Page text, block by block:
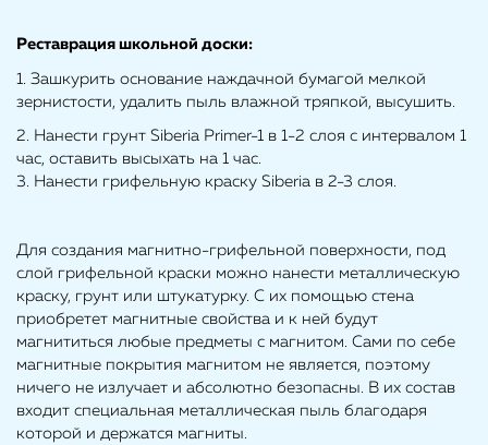
Реставрация школьной доски:
1. Зашкурить основание наждачной бумагой мелкой
зернистости, удалить пыль влажной тряпкой, высушить.
2. Нанести грунт Siberia Primer-1 в 1-2 слоя с интервалом 1
час, оставить высыхать на 1 час.
3. Нанести грифельную краску Siberia в 2-3 слоя.
Для создания магнитно-грифельной поверхности, под
слой грифельной краски можно нанести металлическую
краску, грунт или штукатурку. С их помощью стена
приобретет магнитные свойства и к ней будут
магнититься любые предметы с магнитом. Сами по себе
магнитные покрытия магнитом не является, поэтому
ничего не излучает и абсолютно безопасны. В их состав
входит специальная металлическая пыль благодаря
которой и держатся магниты.